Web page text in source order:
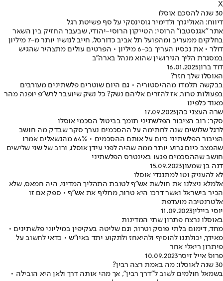
X
30 שנה להסכם אוסלו
דיווח: האוליגרך ולדימיר גוסינסקי על סף פשיטת רגל
אתר "אגנסטבו" הרוסי: הטייקון הרוסי-יהודי, שבעבר החזיק בין השאר
בחלקים ממעריב ומהפועל תל אביב כדורסל, חייב לנושיו יותר מ-7 מיליון
דולר • את נכסיו העריך בכ-6 מיליון • הפרטים עולים מתצהיר שהגיש
במסגרת הליך הגירושין שהוא מנהל בארה"ב
דוד ברון16.01.2025
האוסלו שלך חזר?
בבקשה תלמדו מההיסטוריה • גם היום שוטרים פלשתינים מעורבים
בפעולות טרור, אז להזרים אליהם נשק? כל נשק שיועבר לרש"פ יופנה מהר
מאוד כלפינו
שרה העצני כהן17.09.2023
סקר: רוב הציבור הפלשתיני תומך בביטול הסכמי אוסלו
לרגל שלושים שנה לחתימה על ההסכמים נערך סקר שבדק מה חושב
הציבור הפלשתיני כיום על אותם ההסכמים • 64% מהנשאלים אמרו
שהמצב כיום גרוע יותר ממה שהיה לפני עידן אוסלו, ורוב של שני שלישים
חושב שההסכמים פגעו באינטרס הפלשתיני
דנה בן שמעון15.09.2023
לא להעניק וטו למתנגדי אוסלו
אלמלא ניצלנו את חולשת אש"ף לטובת התהליך המדיני, היה חמאס, שלא
הכיר בישראל ואשר דרכו היא טרור, מחליף את אש"ף • ספק אם זו
אלטרנטיבה מועדפת
יוסי ביילין11.09.2023
באוסלו נרצח פתרון שתי המדינות
מחד, דימום בלתי פוסק וטרור, וגם שליטה בעקיפין במיליוני פלשתינים •
מאידך, יכולתנו להוסיף ולהיאחז ולתקוע יתד באיו"ש • כדאי לחשוב על
פיתרון ריאלי אחר
פרופ' אייל זיסר10.09.2023
30 שנה לאוסלו: מה באמת רצה רבין?
בשמאל חולמים לשוב ל"דרך רבין", אך מהי אותה דרך ולאן היא הובילה •